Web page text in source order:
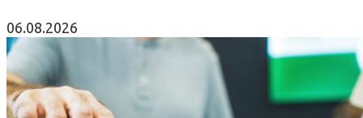
06.08.2026